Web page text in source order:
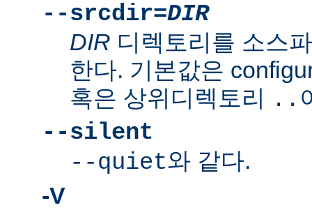
--srcdir=DIR
DIR 디렉토리를 소스
한다. 기본값은
혹은 상위디렉토리 ..
--silent
--quiet와 같다.
-V